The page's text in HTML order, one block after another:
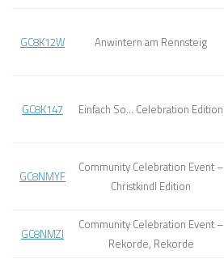
GC8K12W Anwintern am Rennsteig
GC8K147 Einfach So… Celebration Edition
GC8NMYF
Community Celebration Event –
Christkindl Edition
GC8NMZJ
Community Celebration Event –
Rekorde, Rekorde